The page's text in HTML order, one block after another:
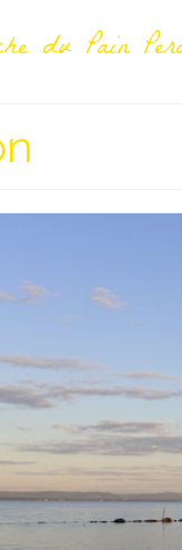
du Pain